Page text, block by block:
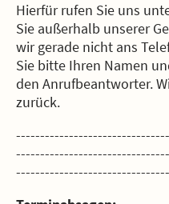
Hierfür rufen Sie uns
Sie außerhalb unserer
wir gerade nicht ans
Sie bitte Ihren Namen
den Anrufbeantworter.
zurück.